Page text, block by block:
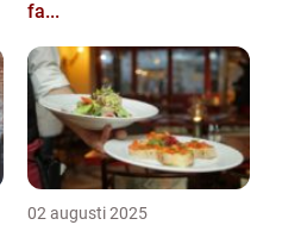
fa...
02 augusti 2025